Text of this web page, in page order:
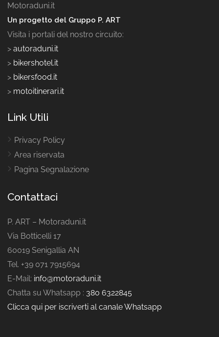
Motoraduni.it
Un progetto del Gruppo P. ART
Visita i portali del nostro circuito:
> autoraduni.it
> bikershotel.it
> bikersfood.it
> motoitinerari.it
Link Utili
Privacy Policy
Area riservata
Pagina Segnalazione
Contattaci
P. ART – Motoraduni.it
Via Botticelli 17
60019 Senigallia AN
Tel. +39 071 7915694
E-Mail: info@motoraduni.it
Chatta su Whatsapp : 380 6322845
Clicca qui per iscriverti al canale Whatsapp